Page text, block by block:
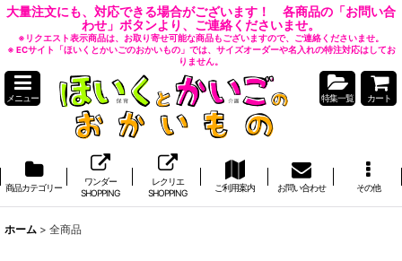
大量注文にも、対応できる場合がございます！ 各商品の「お問い合
わせ」ボタンより、ご連絡くださいませ。
※リクエスト表示商品は、お取り寄せ可能な商品もございますので、ご連絡くださいませ。
※ ECサイト「ほいくとかいごのおかいもの」では、サイズオーダーや名入れの特注対応はしてお
りません。
メニュー 特集一覧 カート
商品カテゴリー
ワンダー
SHOPPING
レクリエ
SHOPPING
ご利用案内 お問い合わせ その他
ホーム > 全商品